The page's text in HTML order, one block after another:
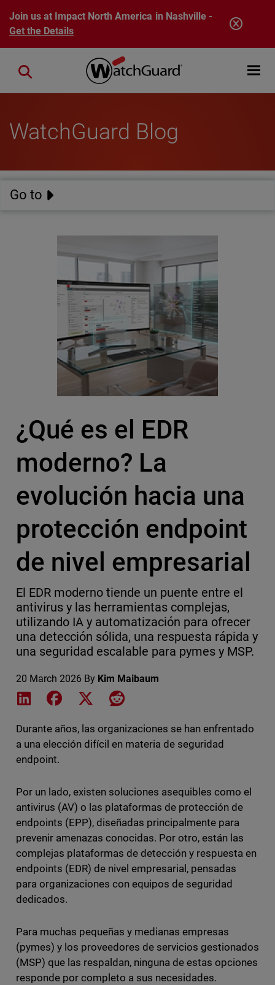
Skip to main content
Join us at Impact North America in Nashville -
Get the Details
Open
Close search
WatchGuard Blog
Go to
¿Qué es el EDR
moderno? La
evolución hacia una
protección endpoint
de nivel empresarial
El EDR moderno tiende un puente entre el
antivirus y las herramientas complejas,
utilizando IA y automatización para ofrecer
una detección sólida, una respuesta rápida y
una seguridad escalable para pymes y MSP.
20 March 2026 By Kim Maibaum
Share on LinkedIn
Share on Facebook
Share on XShare on Reddit
Durante años, las organizaciones se han enfrentado
a una elección difícil en materia de seguridad
endpoint.
Por un lado, existen soluciones asequibles como el
antivirus (AV) o las plataformas de protección de
endpoints (EPP), diseñadas principalmente para
prevenir amenazas conocidas. Por otro, están las
complejas plataformas de detección y respuesta en
endpoints (EDR) de nivel empresarial, pensadas
para organizaciones con equipos de seguridad
dedicados.
Para muchas pequeñas y medianas empresas
(pymes) y los proveedores de servicios gestionados
(MSP) que las respaldan, ninguna de estas opciones
responde por completo a sus necesidades.